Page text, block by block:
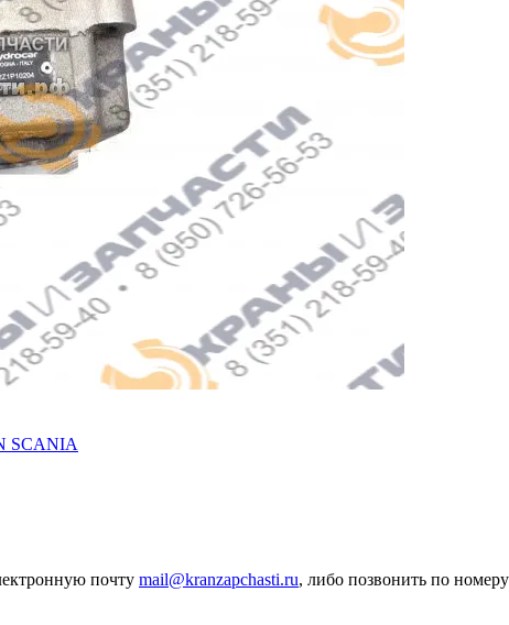
SCANIA
почту mail@kranzapchasti.ru, либо позвонить по